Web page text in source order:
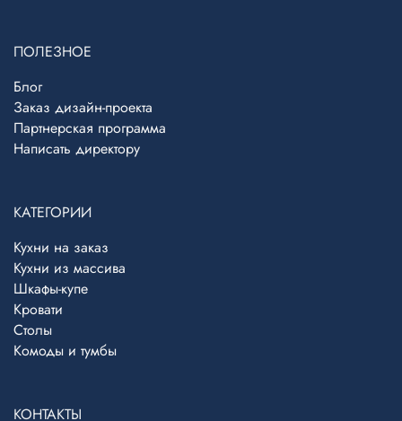
ПОЛЕЗНОЕ
Блог
Заказ дизайн-проекта
Партнерская программа
Написать директору
КАТЕГОРИИ
Кухни на заказ
Кухни из массива
Шкафы-купе
Кровати
Столы
Комоды и тумбы
КОНТАКТЫ